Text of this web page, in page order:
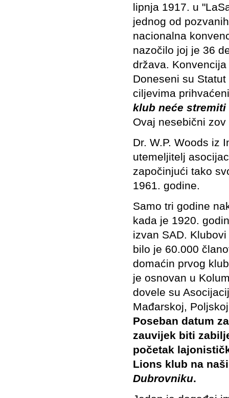
lipnja 1917. u
jednog od
nacionalna
nazočilo joj je 36
država.
Doneseni su
ciljevima
klub neće
Ovaj nesebični
Dr. W.P. Woods iz
utemeljitelj
započinjući tako
1961. godine.
Samo tri godine
kada je 1920.
izvan SAD.
bilo je 60.000
domaćin prvog
je osnovan u
dovele su
Mađarskoj,
Poseban datum
zauvijek biti
početak
Lions klub na
Dubrovniku.